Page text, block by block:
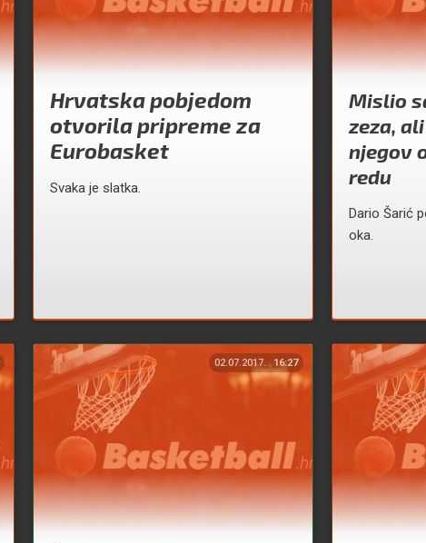
Hrvatska pobjedom
otvorila pripreme za
Eurobasket
Svaka je slatka.
Mislio
zeza,
njegov
redu
Dario Šarić
oka.
02.07.2017. 16:27